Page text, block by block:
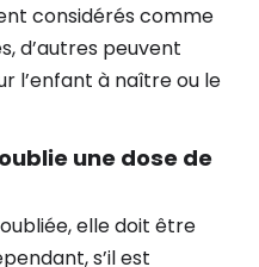
considérés comme
d’autres peuvent
l’enfant à naître ou le
une dose de
elle doit être
s’il est